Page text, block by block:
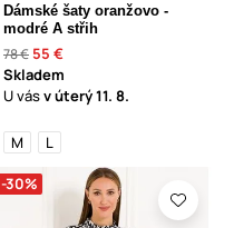
Dámské šaty oranžovo -
modré A střih
78 € 55 €
Skladem
U vásv úterý11. 8.
M L
-30%